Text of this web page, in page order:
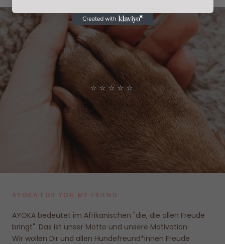
⭐⭐⭐⭐⭐
AYOKA FOR YOU MY FRIEND
AYOKA bedeutet im Afrikanischen "die, die allen Freude
bringt". Das ist unser Motto und unsere Motivation:
Wir wollen Dir und allen Hundefreund*innen Freude